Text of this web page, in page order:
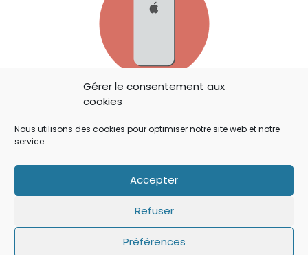
Gérer le consentement aux
cookies
Nous utilisons des cookies pour optimiser notre site web et notre
service.
Accepter
Refuser
Préférences
IOS 14: APPLE A AJOUTÉ UN BOUTON